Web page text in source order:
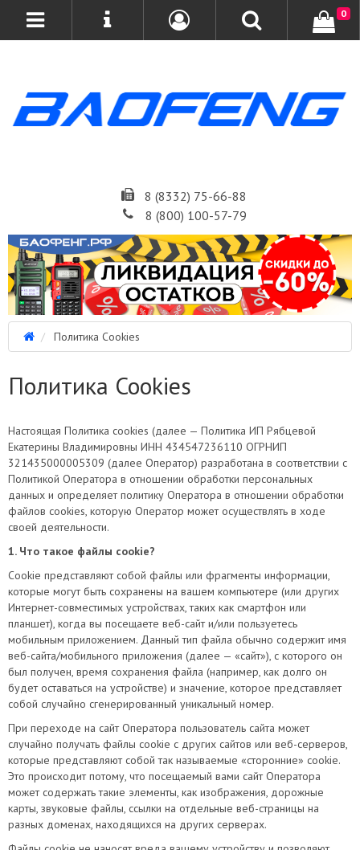
8 (8332) 75-66-88
8 (800) 100-57-79
0
Политика Cookies
Политика Cookies
Настоящая Политика cookies (далее — Политика ИП Рябцевой
Екатерины Владимировны ИНН 434547236110 ОГРНИП
321435000005309 (далее Оператор) разработана в соответствии с
Политикой Оператора в отношении обработки персональных
данных и определяет политику Оператора в отношении обработки
файлов cookies, которую Оператор может осуществлять в ходе
своей деятельности.
1. Что такое файлы cookie?
Cookie представляют собой файлы или фрагменты информации,
которые могут быть сохранены на вашем компьютере (или других
Интернет-совместимых устройствах, таких как смартфон или
планшет), когда вы посещаете веб-сайт и/или пользуетесь
мобильным приложением. Данный тип файла обычно содержит имя
веб-сайта/мобильного приложения (далее — «сайт»), с которого он
был получен, время сохранения файла (например, как долго он
будет оставаться на устройстве) и значение, которое представляет
собой случайно сгенерированный уникальный номер.
При переходе на сайт Оператора пользователь сайта может
случайно получать файлы cookie с других сайтов или веб-серверов,
которые представляют собой так называемые «сторонние» cookie.
Это происходит потому, что посещаемый вами сайт Оператора
может содержать такие элементы, как изображения, дорожные
карты, звуковые файлы, ссылки на отдельные веб-страницы на
разных доменах, находящихся на других серверах.